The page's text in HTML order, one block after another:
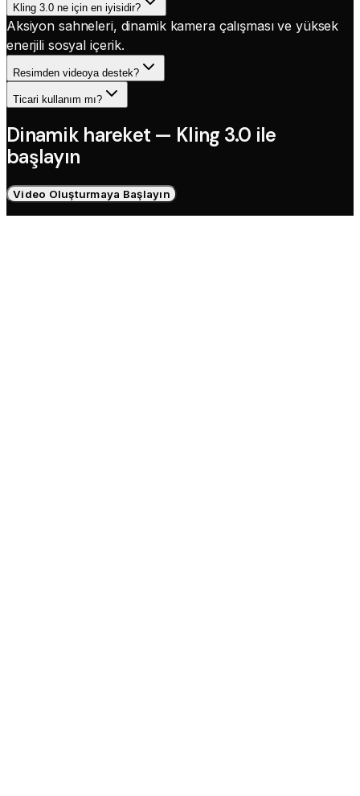
Kling 3.0 ne için en iyisidir?
Aksiyon sahneleri, dinamik kamera çalışması ve yüksek
enerjili sosyal içerik.
Resimden videoya destek?
Ticari kullanım mı?
Dinamik hareket — Kling 3.0 ile
başlayın
Video Oluşturmaya Başlayın